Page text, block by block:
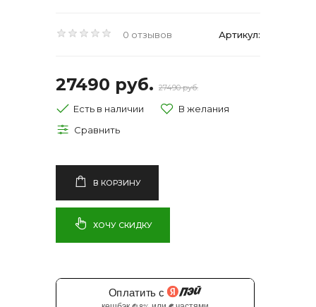
0 отзывов Артикул:
27490 руб. 27490 руб.
Есть в наличии
В КОРЗИНУ
ХОЧУ СКИДКУ